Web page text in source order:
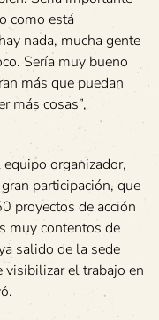
como está
nada, mucha gente
Sería muy bueno
más que puedan
más cosas”,
organizador,
participación, que
proyectos de acción
muy contentos de
salido de la sede
visibilizar el trabajo en